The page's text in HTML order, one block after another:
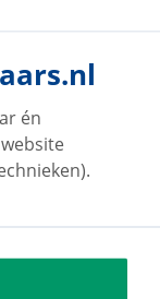
én